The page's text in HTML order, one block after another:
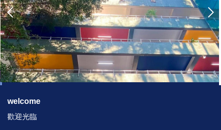
welcome
歡迎光臨